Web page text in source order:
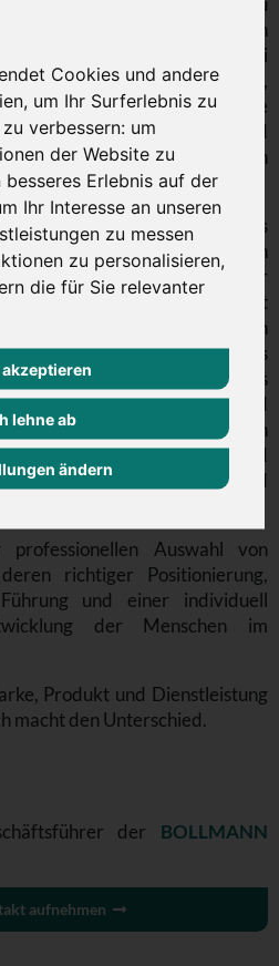
Cookies und andere
um Ihr Surferlebnis zu
verbessern: um
der Website zu
besseres Erlebnis auf der
Ihr Interesse an unseren
zu messen
zu personalisieren,
die für Sie relevanter
lehne ab
ändern
bevor er geeignete Kandidaten
persönlich auswählt. Dabei
nur für fachliche Erwartungen,
emotionale
Unternehmens- und
Team-Dynamik und den
einfließen.
und Führungskräften als
Headhunter sowie deren
Aufgaben in der
und -Entwicklung gehört
wie die Begleitung von
Unternehmern und Teams
der Organisation. Als
für Führungskräfte und
vereint Alexander Bollmann
eigener Führungs- und
fundierten Werkzeugen und
Auswahl von
richtiger Positionierung,
und einer individuell
der Menschen im
Produkt und Dienstleistung
macht den Unterschied.
der BOLLMANN
aufnehmen